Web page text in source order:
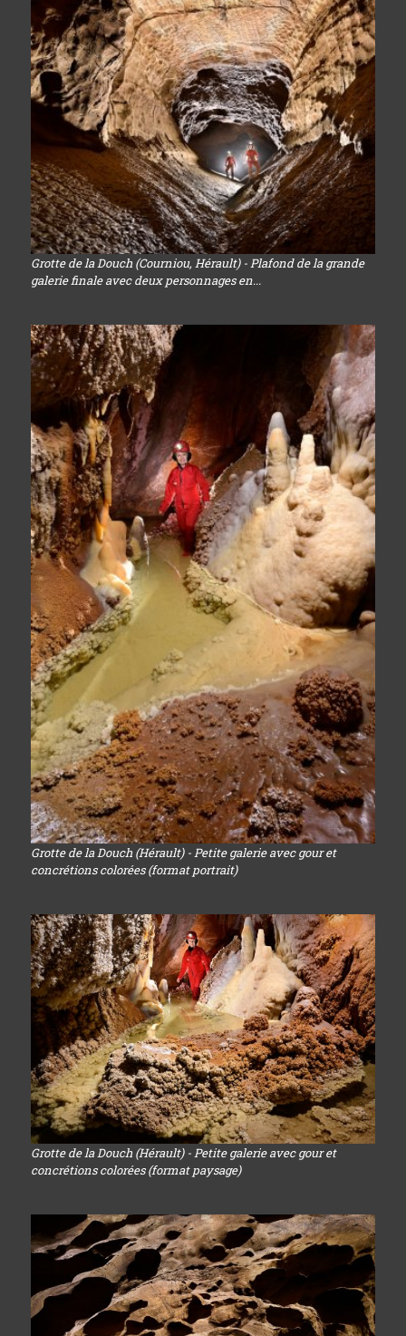
Grotte de la Douch (Courniou, Hérault) - Plafond de la grande
galerie finale avec deux personnages en...
Grotte de la Douch (Hérault) - Petite galerie avec gour et
concrétions colorées (format portrait)
Grotte de la Douch (Hérault) - Petite galerie avec gour et
concrétions colorées (format paysage)